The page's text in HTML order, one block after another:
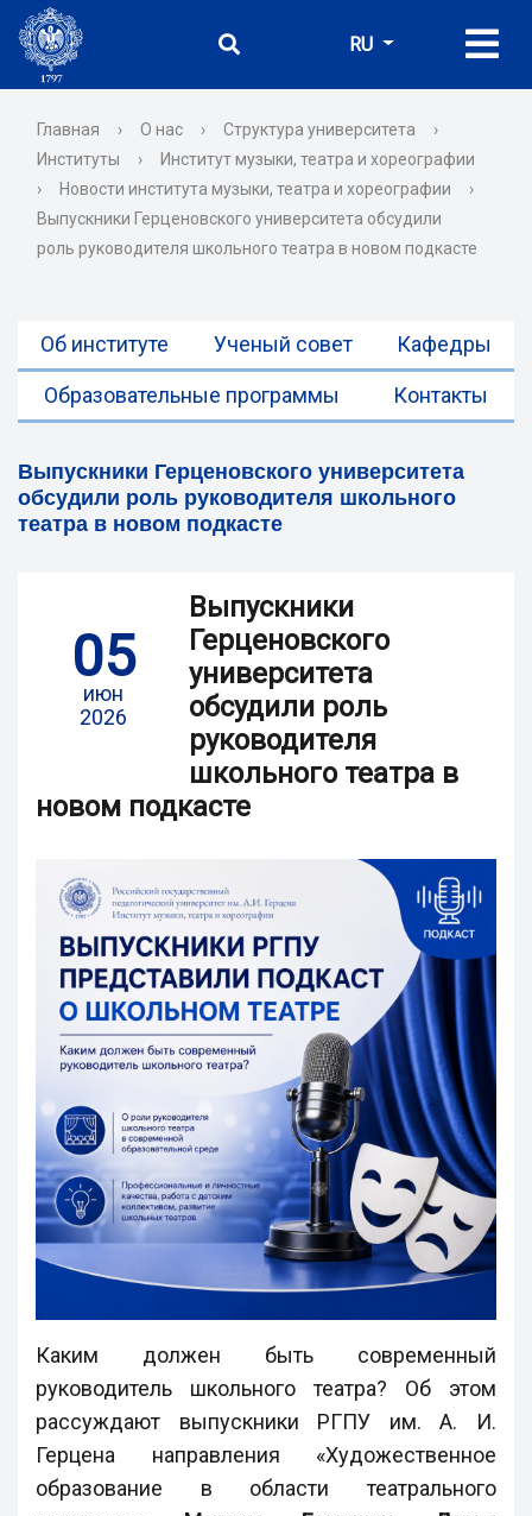
RU
Главная › О нас › Структура университета
›
Институты
›
Институт музыки, театра и хореографии
›
Новости института музыки, театра и хореографии
›
Выпускники Герценовского университета обсудили
роль руководителя школьного театра в новом подкасте
Об институте Ученый совет Кафедры
Образовательные программы Контакты
Выпускники Герценовского университета
обсудили роль руководителя школьного
театра в новом подкасте
05
июн
2026
Выпускники
Герценовского
университета
обсудили роль
руководителя
школьного театра в
новом подкасте
Каким должен быть современный
руководитель школьного театра? Об этом
рассуждают выпускники РГПУ им. А. И.
Герцена направления «Художественное
образование в области театрального